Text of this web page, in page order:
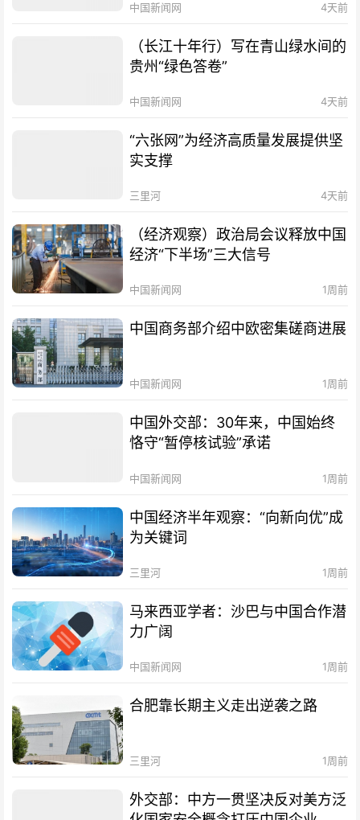
中国新闻网 4天前
（长江十年行）写在青山绿水间的
贵州“绿色答卷”
中国新闻网 4天前
“六张网”为经济高质量发展提供坚
实支撑
三里河 4天前
（经济观察）政治局会议释放中国
经济“下半场”三大信号
中国新闻网 1周前
中国商务部介绍中欧密集磋商进展
中国新闻网 1周前
中国外交部：30年来，中国始终
恪守“暂停核试验”承诺
中国新闻网 1周前
中国经济半年观察：“向新向优”成
为关键词
三里河 1周前
马来西亚学者：沙巴与中国合作潜
力广阔
中国新闻网 1周前
合肥靠长期主义走出逆袭之路
三里河 1周前
外交部：中方一贯坚决反对美方泛